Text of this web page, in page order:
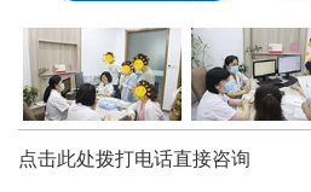
点击此处拨打电话直接咨询